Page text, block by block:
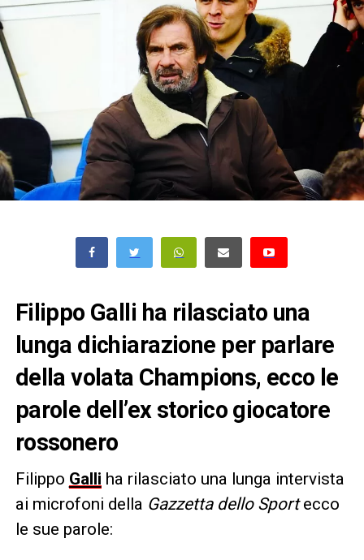
Filippo Galli ha rilasciato una
lunga dichiarazione per parlare
della volata Champions, ecco le
parole dell’ex storico giocatore
rossonero
Filippo Galli ha rilasciato una lunga intervista
ai microfoni della Gazzetta dello Sportecco
le sue parole: